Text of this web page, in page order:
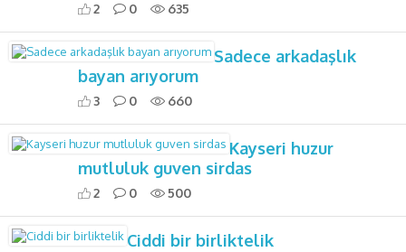
2 0 635
Sadece arkadaşlık
bayan arıyorum
3 0 660
Kayseri huzur
mutluluk guven sirdas
2 0 500
Ciddi bir birliktelik